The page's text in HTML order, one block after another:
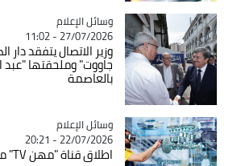
Catégorie
وسائل الإعلام
27/07/2026 - 11:02
وزير الاتصال يتفقد دار
جاووت" وملحقتها "عبد
بالعاصمة
Catégorie
وسائل الإعلام
22/07/2026 - 20:21
اطلاق قناة "مهن TV" مساء هذا الخميس